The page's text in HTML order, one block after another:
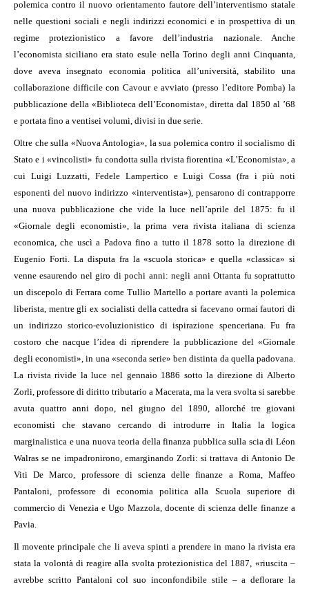
polemica contro il nuovo orientamento fautore dell’interventismo statale
nelle questioni sociali e negli indirizzi economici e in prospettiva di un
regime protezionistico a favore dell’industria nazionale. Anche
l’economista siciliano era stato esule nella Torino degli anni Cinquanta,
dove aveva insegnato economia politica all’università, stabilito una
collaborazione difficile con Cavour e avviato (presso l’editore Pomba) la
pubblicazione della «Biblioteca dell’Economista», diretta dal 1850 al ’68
e portata fino a ventisei volumi, divisi in due serie.
Oltre che sulla «Nuova Antologia», la sua polemica contro il socialismo di
Stato e i «vincolisti» fu condotta sulla rivista fiorentina «L’Economista», a
cui Luigi Luzzatti, Fedele Lampertico e Luigi Cossa (fra i più noti
esponenti del nuovo indirizzo «interventista»), pensarono di contrapporre
una nuova pubblicazione che vide la luce nell’aprile del 1875: fu il
«Giornale degli economisti», la prima vera rivista italiana di scienza
economica, che uscì a Padova fino a tutto il 1878 sotto la direzione di
Eugenio Forti. La disputa fra la «scuola storica» e quella «classica» si
venne esaurendo nel giro di pochi anni: negli anni Ottanta fu soprattutto
un discepolo di Ferrara come Tullio Martello a portare avanti la polemica
liberista, mentre gli ex socialisti della cattedra si facevano ormai fautori di
un indirizzo storico-evoluzionistico di ispirazione spenceriana. Fu fra
costoro che nacque l’idea di riprendere la pubblicazione del «Giornale
degli economisti», in una «seconda serie» ben distinta da quella padovana.
La rivista rivide la luce nel gennaio 1886 sotto la direzione di Alberto
Zorli, professore di diritto tributario a Macerata, ma la vera svolta si sarebbe
avuta quattro anni dopo, nel giugno del 1890, allorché tre giovani
economisti che stavano cercando di introdurre in Italia la logica
marginalistica e una nuova teoria della finanza pubblica sulla scia di Léon
Walras se ne impadronirono, emarginando Zorli: si trattava di Antonio De
Viti De Marco, professore di scienza delle finanze a Roma, Maffeo
Pantaloni, professore di economia politica alla Scuola superiore di
commercio di Venezia e Ugo Mazzola, docente di scienza delle finanze a
Pavia.
Il movente principale che li aveva spinti a prendere in mano la rivista era
stata la volontà di reagire alla svolta protezionistica del 1887, «riuscita –
avrebbe scritto Pantaloni col suo inconfondibile stile – a deflorare la